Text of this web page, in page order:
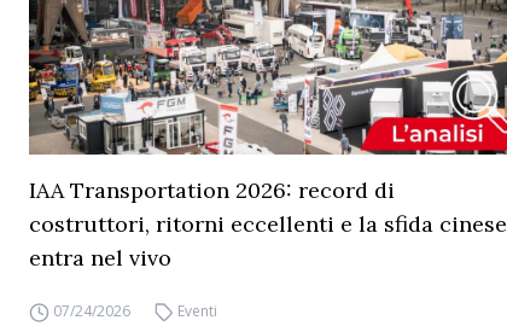
IAA Transportation 2026: record di
costruttori, ritorni eccellenti e la sfida cinese
entra nel vivo
07/24/2026 Eventi